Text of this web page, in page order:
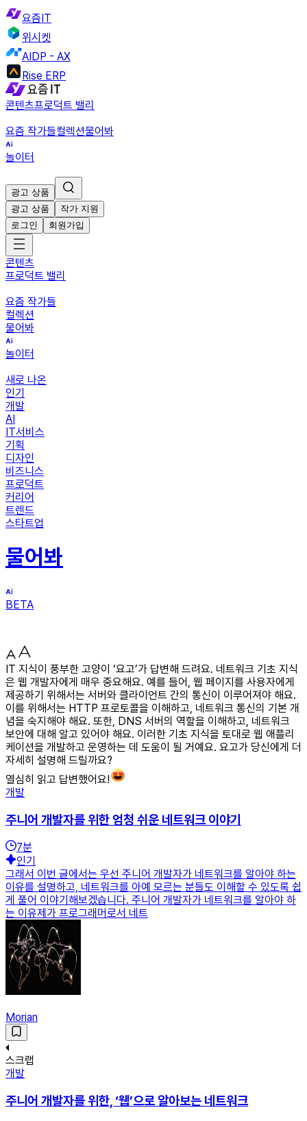
요즘IT
위시켓
AIDP - AX
Rise ERP
콘텐츠프로덕트 밸리
요즘 작가들컬렉션물어봐
놀이터
광고 상품
광고 상품
작가 지원
로그인
회원가입
콘텐츠
프로덕트 밸리
요즘 작가들
컬렉션
물어봐
놀이터
새로 나온
인기
개발
AI
IT서비스
기획
디자인
비즈니스
프로덕트
커리어
트렌드
스타트업
물어봐
BETA
IT 지식이 풍부한 고양이 ‘요고’가 답변해 드려요. 네트워크 기초 지식
은 웹 개발자에게 매우 중요해요. 예를 들어, 웹 페이지를 사용자에게
제공하기 위해서는 서버와 클라이언트 간의 통신이 이루어져야 해요.
이를 위해서는 HTTP 프로토콜을 이해하고, 네트워크 통신의 기본 개
념을 숙지해야 해요. 또한, DNS 서버의 역할을 이해하고, 네트워크
보안에 대해 알고 있어야 해요. 이러한 기초 지식을 토대로 웹 애플리
케이션을 개발하고 운영하는 데 도움이 될 거예요. 요고가 당신에게 더
자세히 설명해 드릴까요?
열심히 읽고 답변했어요!
개발
주니어 개발자를 위한 엄청 쉬운 네트워크 이야기
7분
인기
그래서 이번 글에서는 우선 주니어 개발자가 네트워크를 알아야 하는
이유를 설명하고, 네트워크를 아예 모르는 분들도 이해할 수 있도록 쉽
게 풀어 이야기해보겠습니다. 주니어 개발자가 네트워크를 알아야 하
는 이유제가 프로그래머로서 네트
Morian
스크랩
개발
주니어 개발자를 위한, ‘웹’으로 알아보는 네트워크